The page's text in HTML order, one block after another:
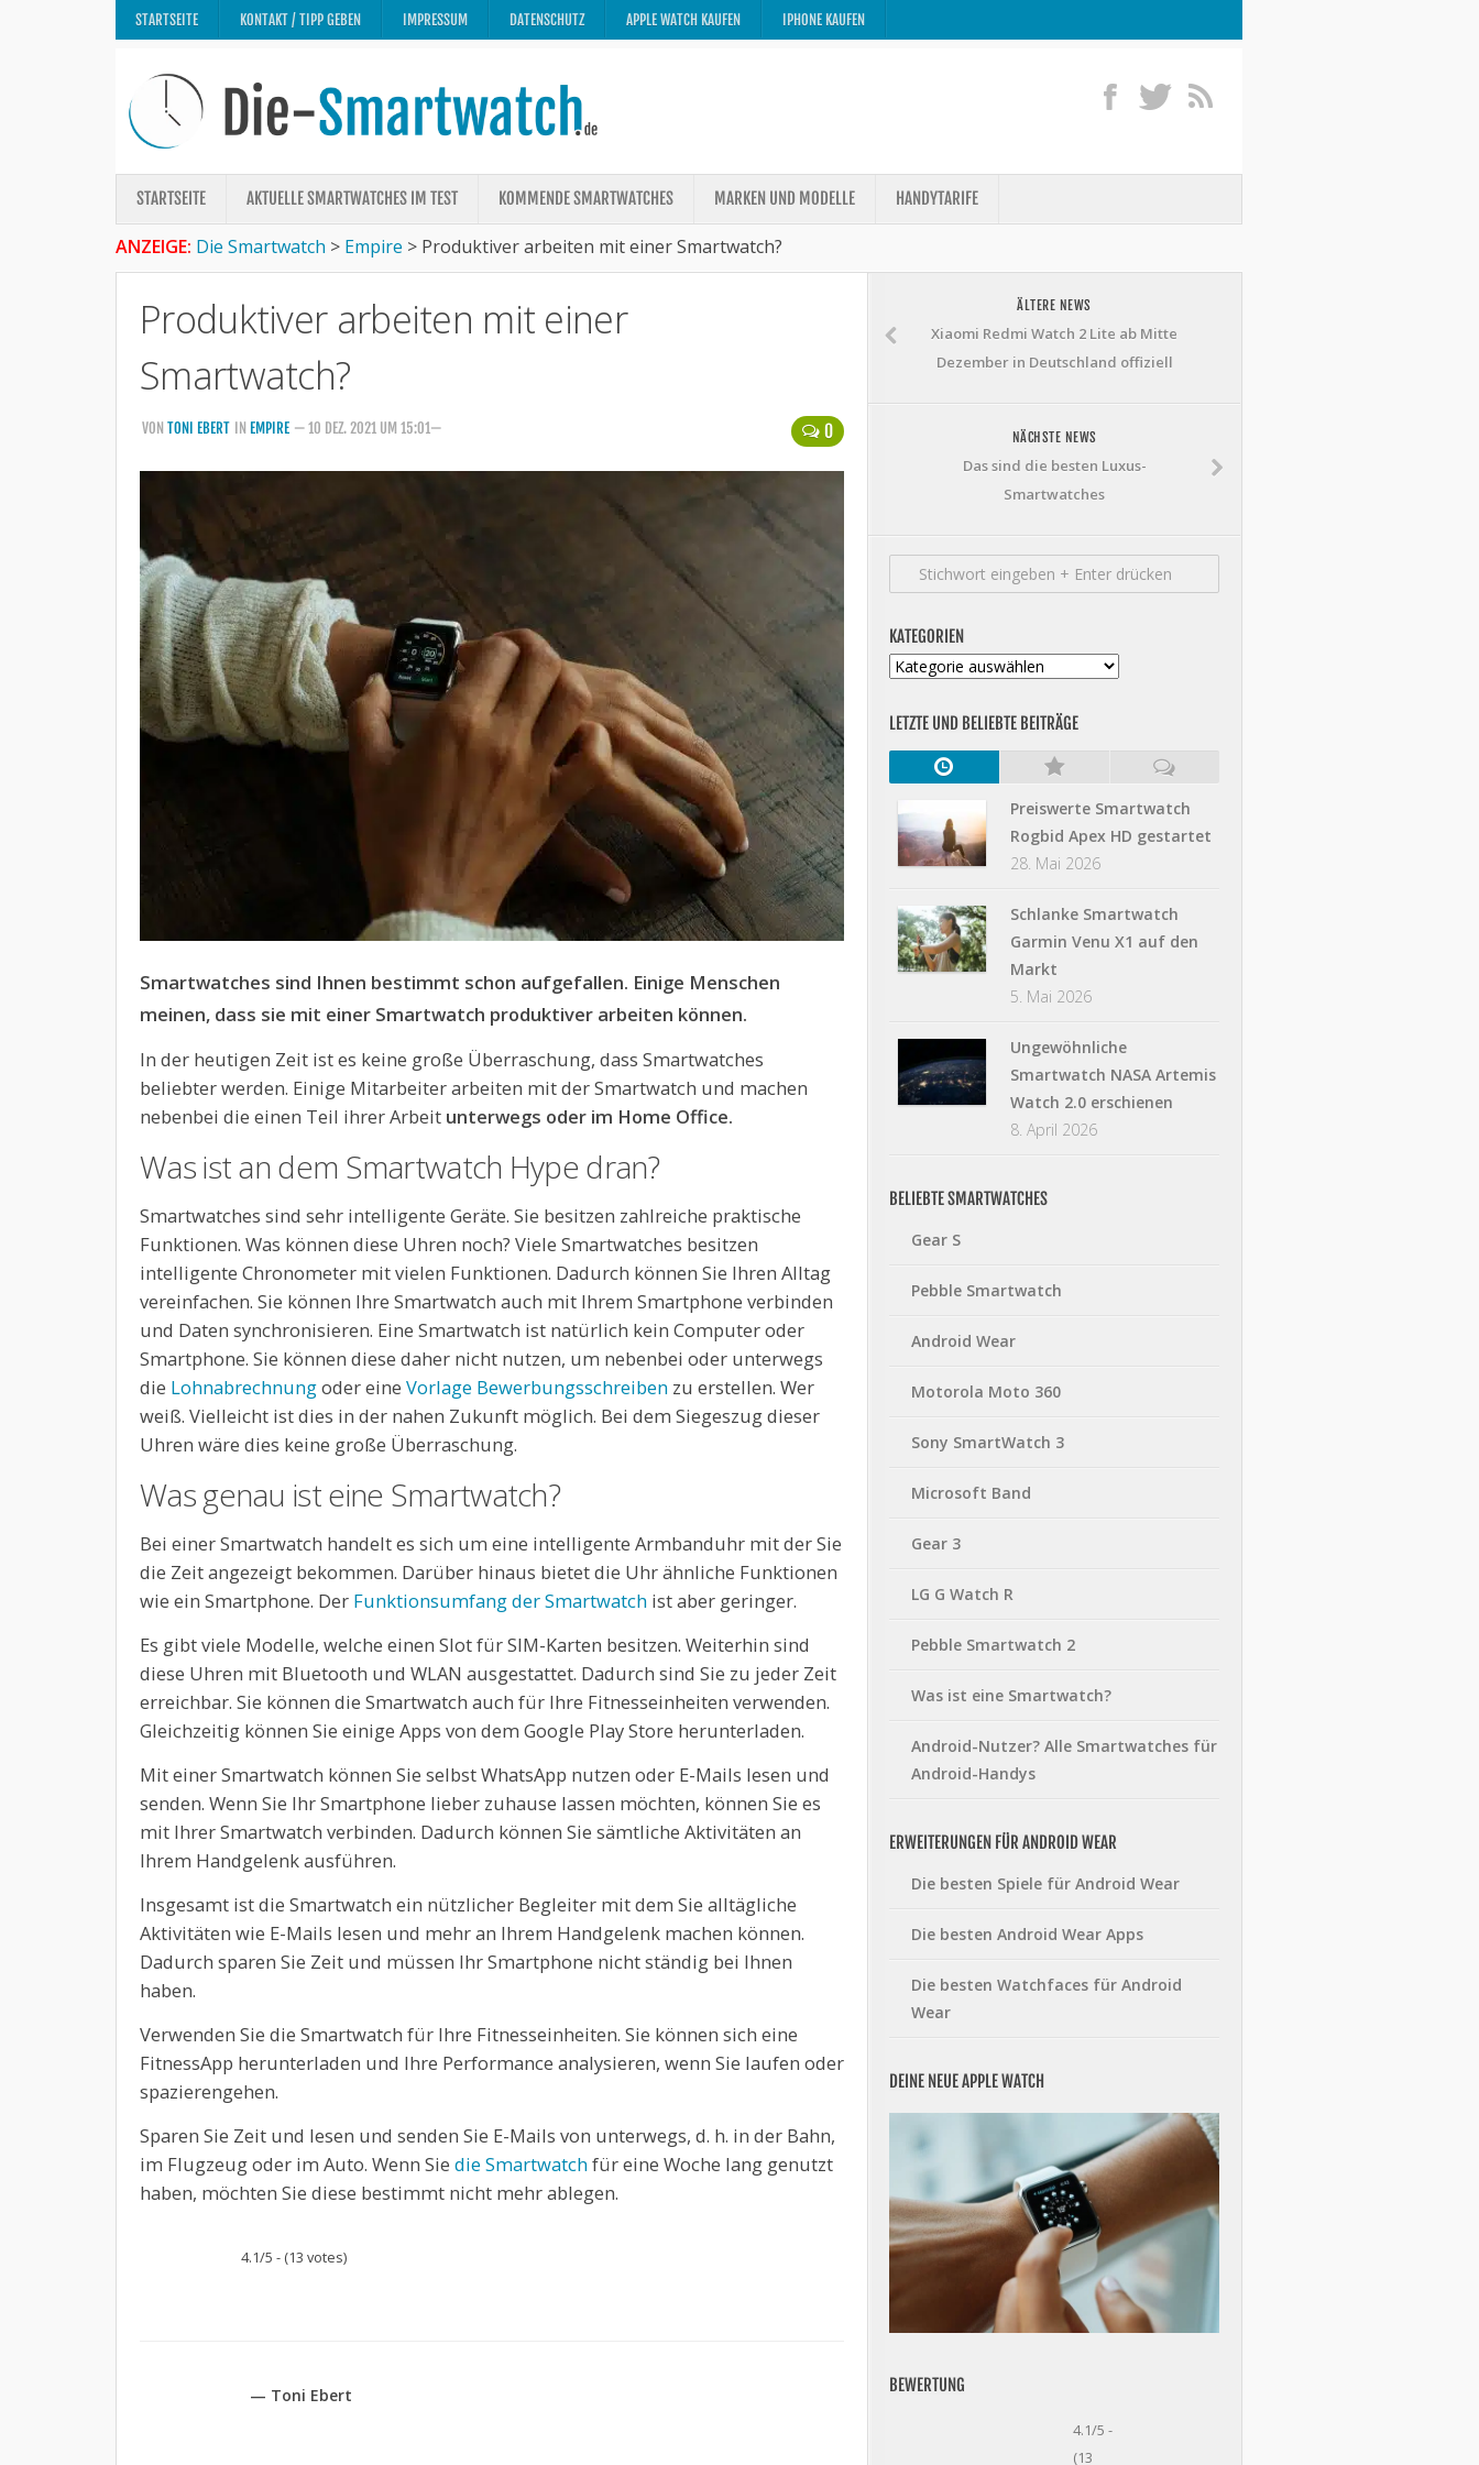
STARTSEITE KONTAKT / TIPP GEBEN IMPRESSUM DATENSCHUTZ APPLE WATCH KAUFEN IPHONE KAUFEN
STARTSEITE AKTUELLE SMARTWATCHES IM TEST KOMMENDE SMARTWATCHES MARKEN UND MODELLE HANDYTARIFE
ANZEIGE: Die Smartwatch > Empire > Produktiver arbeiten mit einer Smartwatch?
Produktiver arbeiten mit einer
Smartwatch?
0
VON TONI EBERT IN EMPIRE — 10 DEZ. 2021 UM 15:01—
Smartwatches sind Ihnen bestimmt schon aufgefallen. Einige Menschen
meinen, dass sie mit einer Smartwatch produktiver arbeiten können.
In der heutigen Zeit ist es keine große Überraschung, dass Smartwatches
beliebter werden. Einige Mitarbeiter arbeiten mit der Smartwatch und machen
nebenbei die einen Teil ihrer Arbeit unterwegs oder im Home Office.
Was ist an dem Smartwatch Hype dran?
Smartwatches sind sehr intelligente Geräte. Sie besitzen zahlreiche praktische
Funktionen. Was können diese Uhren noch? Viele Smartwatches besitzen
intelligente Chronometer mit vielen Funktionen. Dadurch können Sie Ihren Alltag
vereinfachen. Sie können Ihre Smartwatch auch mit Ihrem Smartphone verbinden
und Daten synchronisieren. Eine Smartwatch ist natürlich kein Computer oder
Smartphone. Sie können diese daher nicht nutzen, um nebenbei oder unterwegs
die Lohnabrechnungoder eine Vorlage Bewerbungsschreiben zu erstellen. Wer
weiß. Vielleicht ist dies in der nahen Zukunft möglich. Bei dem Siegeszug dieser
Uhren wäre dies keine große Überraschung.
Was genau ist eine Smartwatch?
Bei einer Smartwatch handelt es sich um eine intelligente Armbanduhr mit der Sie
die Zeit angezeigt bekommen. Darüber hinaus bietet die Uhr ähnliche Funktionen
wie ein Smartphone. Der Funktionsumfang der Smartwatch ist aber geringer.
Es gibt viele Modelle, welche einen Slot für SIM-Karten besitzen. Weiterhin sind
diese Uhren mit Bluetooth und WLAN ausgestattet. Dadurch sind Sie zu jeder Zeit
erreichbar. Sie können die Smartwatch auch für Ihre Fitnesseinheiten verwenden.
Gleichzeitig können Sie einige Apps von dem Google Play Store herunterladen.
Mit einer Smartwatch können Sie selbst WhatsApp nutzen oder E-Mails lesen und
senden. Wenn Sie Ihr Smartphone lieber zuhause lassen möchten, können Sie es
mit Ihrer Smartwatch verbinden. Dadurch können Sie sämtliche Aktivitäten an
Ihrem Handgelenk ausführen.
Insgesamt ist die Smartwatch ein nützlicher Begleiter mit dem Sie alltägliche
Aktivitäten wie E-Mails lesen und mehr an Ihrem Handgelenk machen können.
Dadurch sparen Sie Zeit und müssen Ihr Smartphone nicht ständig bei Ihnen
haben.
Verwenden Sie die Smartwatch für Ihre Fitnesseinheiten. Sie können sich eine
FitnessApp herunterladen und Ihre Performance analysieren, wenn Sie laufen oder
spazierengehen.
Sparen Sie Zeit und lesen und senden Sie E-Mails von unterwegs, d. h. in der Bahn,
im Flugzeug oder im Auto. Wenn Sie die Smartwatchfür eine Woche lang genutzt
haben, möchten Sie diese bestimmt nicht mehr ablegen.
4.1/5 - (13 votes)
— Toni Ebert
ÄLTERE NEWS
Xiaomi Redmi Watch 2 Lite ab Mitte
Dezember in Deutschland offiziell
NÄCHSTE NEWS
Das sind die besten Luxus-
Smartwatches
KATEGORIEN
Kategorien
LETZTE UND BELIEBTE BEITRÄGE
Preiswerte Smartwatch
Rogbid Apex HD gestartet
28. Mai 2026
Schlanke Smartwatch
Garmin Venu X1 auf den
Markt
5. Mai 2026
Ungewöhnliche
Smartwatch NASA Artemis
Watch 2.0 erschienen
8. April 2026
BELIEBTE SMARTWATCHES
Gear S
Pebble Smartwatch
Android Wear
Motorola Moto 360
Sony SmartWatch 3
Microsoft Band
Gear 3
LG G Watch R
Pebble Smartwatch 2
Was ist eine Smartwatch?
Android-Nutzer? Alle Smartwatches für
Android-Handys
ERWEITERUNGEN FÜR ANDROID WEAR
Die besten Spiele für Android Wear
Die besten Android Wear Apps
Die besten Watchfaces für Android
Wear
DEINE NEUE APPLE WATCH
BEWERTUNG
4.1/5 -
(13